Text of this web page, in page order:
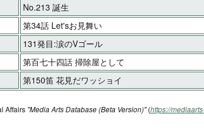
No.213 誕生
第34話 Let'sお見舞い
131発目:涙のVゴール
第百七十四話 掃除屋として
第150笛 花見だワッショイ
Affairs "Media Arts Database (Beta Version)"(https://